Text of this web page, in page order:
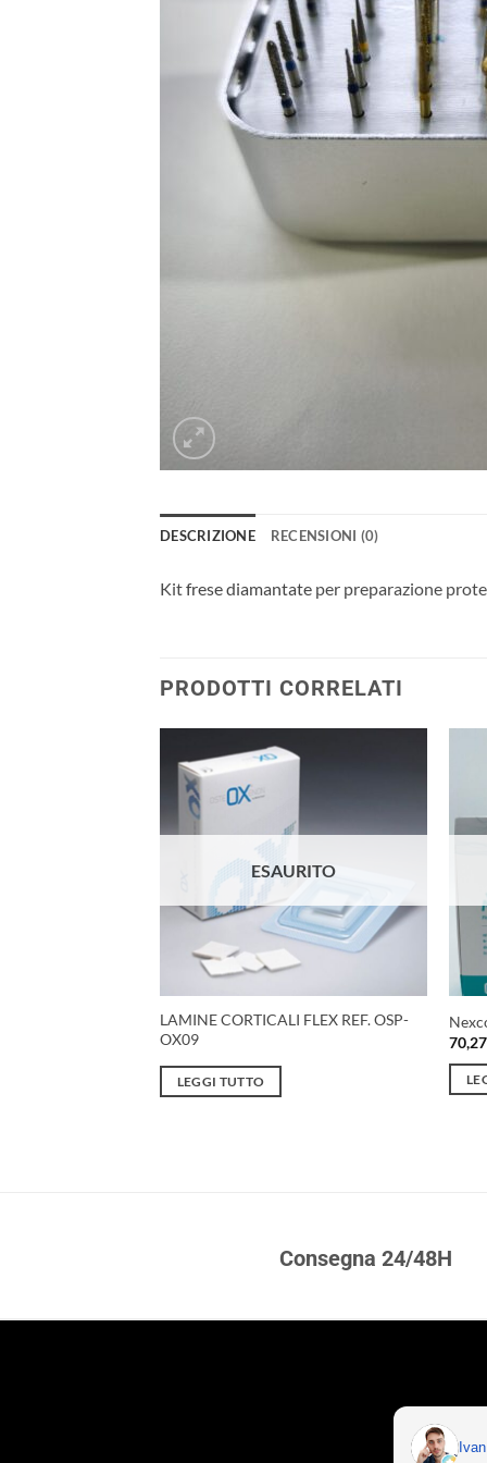
DESCRIZIONE RECENSIONI (0)
Kitfrese diamantate per preparazione
PRODOTTI CORRELATI
desideri
ESAURITO
LAMINE CORTICALI FLEX REF. OSP-
OX09
LEGGI TUTTO
Consegna 24/48H